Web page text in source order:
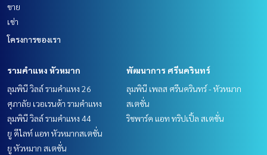
ขาย
เช่า
โครงการของเรา
รามคำแหง หัวหมาก
ลุมพินี วิลล์ รามคำแหง 26
ศุภาลัย เวอเรนด้า รามคำแหง
ลุมพินี วิลล์ รามคำแหง 44
ยู ดีไลท์ แอท หัวหมากสเตชั่น
ยู หัวหมาก สเตชั่น
พัฒนาการ ศรีนครินทร์
ลุมพินี เพลส ศรีนครินทร์ - หัวหมาก
สเตชั่น
ริชพาร์ค แอท ทริปเปิ้ล สเตชั่น